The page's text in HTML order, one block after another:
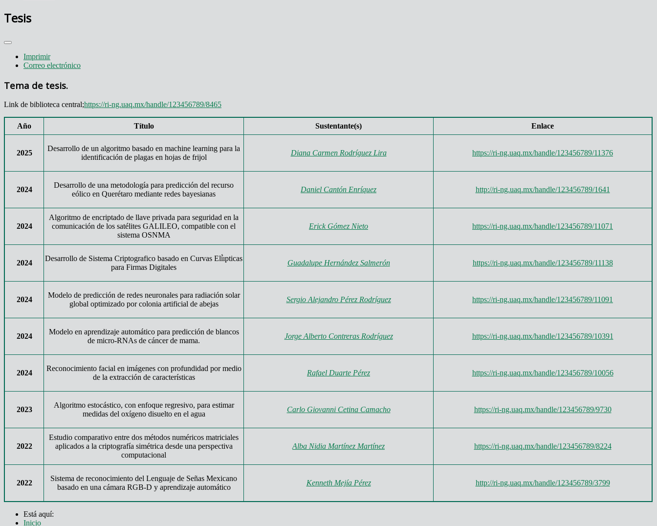
Tesis
Imprimir
Correo electrónico
Tema de tesis.
Link de biblioteca central;https://ri-ng.uaq.mx/handle/123456789/8465
Año Título Sustentante(s) Enlace
2025
Desarrollo de un algoritmo basado en machine learning para la
identificación de plagas en hojas de frijol
Diana Carmen Rodríguez Lira https://ri-ng.uaq.mx/handle/123456789/11376
2024
Desarrollo de una metodología para predicción del recurso
eólico en Querétaro mediante redes bayesianas
Daniel Cantón Enríquez http://ri-ng.uaq.mx/handle/123456789/1641
2024
Algoritmo de encriptado de llave privada para seguridad en la
comunicación de los satélites GALILEO, compatible con el
sistema OSNMA
Erick Gómez Nieto https://ri-ng.uaq.mx/handle/123456789/11071
2024
Desarrollo de Sistema Criptografico basado en Curvas Elí́ıpticas
para Firmas Digitales
Guadalupe Hernández Salmerón https://ri-ng.uaq.mx/handle/123456789/11138
2024
Modelo de predicción de redes neuronales para radiación solar
global optimizado por colonia artificial de abejas
Sergio Alejandro Pérez Rodríguez https://ri-ng.uaq.mx/handle/123456789/11091
2024
Modelo en aprendizaje automático para predicción de blancos
de micro-RNAs de cáncer de mama.
Jorge Alberto Contreras Rodríguez https://ri-ng.uaq.mx/handle/123456789/10391
2024
Reconocimiento facial en imágenes con profundidad por medio
de la extracción de características
Rafael Duarte Pérez https://ri-ng.uaq.mx/handle/123456789/10056
2023
Algoritmo estocástico, con enfoque regresivo, para estimar
medidas del oxígeno disuelto en el agua
Carlo Giovanni Cetina Camacho https://ri-ng.uaq.mx/handle/123456789/9730
2022
Estudio comparativo entre dos métodos numéricos matriciales
aplicados a la criptografía simétrica desde una perspectiva
computacional
Alba Nidia Martínez Martínez https://ri-ng.uaq.mx/handle/123456789/8224
2022
Sistema de reconocimiento del Lenguaje de Señas Mexicano
basado en una cámara RGB-D y aprendizaje automático
Kenneth Mejía Pérez http://ri-ng.uaq.mx/handle/123456789/3799
Está aquí:
Inicio